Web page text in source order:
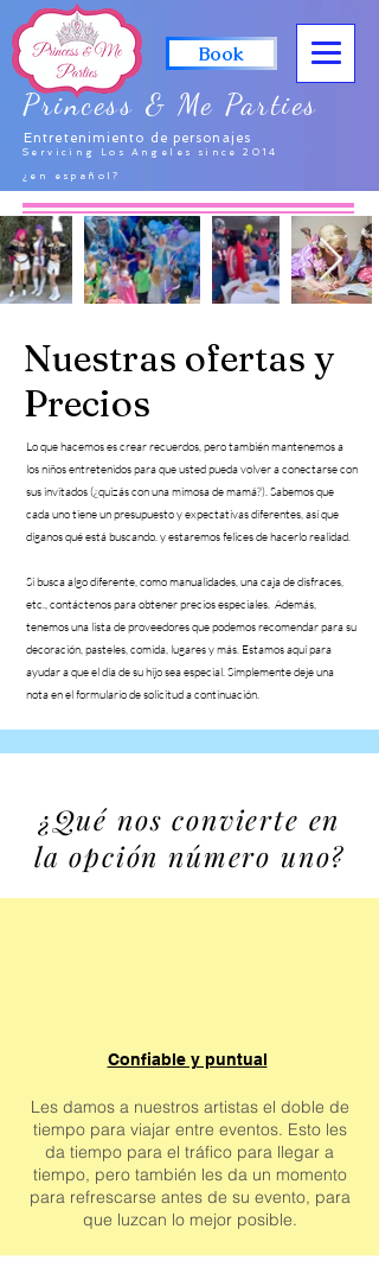
Princess & Me Parties
Book
Entretenimiento de personajes
Servicing Los Angeles since 2014
¿en español?
Nuestras ofertas y
Precios
Lo que hacemos es crear recuerdos, pero también mantenemos a
los niños entretenidos para que usted pueda volver a conectarse con
sus invitados (¿quizás con una mimosa de mamá?). Sabemos que
cada uno tiene un presupuesto y expectativas diferentes, así que
díganos qué está buscando. y estaremos felices de hacerlo realidad.
Si busca algo diferente, como manualidades, una caja de disfraces,
etc., contáctenos para obtener precios especiales. Además,
tenemos una lista de proveedores que podemos recomendar para su
decoración, pasteles, comida, lugares y más. Estamos aquí para
ayudar a que el día de su hijo sea especial. Simplemente deje una
nota en el formulario de solicitud a continuación.
¿Qué nos convierte en
la opción número uno?
Confiable y puntual
Les damos a nuestros artistas el doble de
tiempo para viajar entre eventos. Esto les
da tiempo para el tráfico para llegar a
tiempo, pero también les da un momento
para refrescarse antes de su evento, para
que luzcan lo mejor posible.